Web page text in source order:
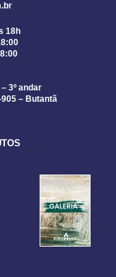
18h
3º andar
– Butantã